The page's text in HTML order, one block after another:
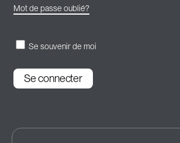
Mot de passe oublié?
Se souvenir de moi
Se connecter